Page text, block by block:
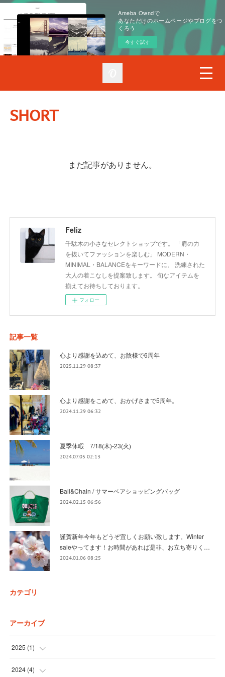
Ameba Owndで
あなただけのホームページやブログをつ
くろう
今すぐ試す
SHORT
まだ記事がありません。
Feliz
千駄木の小さなセレクトショップです。 「肩の力
を抜いてファッションを楽しむ」 MODERN・
MINIMAL・BALANCEをキーワードに、 洗練された
大人の着こなしを提案致します。 旬なアイテムを
揃えてお待ちしております。
フォロー
記事一覧
心より感謝を込めて、お陰様で6周年
2025.11.29 08:37
心より感謝をこめて、おかげさまで5周年。
2024.11.29 06:32
夏季休暇 7/18(木)-23(火)
2024.07.05 02:13
Ball&Chain / サマーベアショッピングバッグ
2024.02.15 06:56
謹賀新年今年もどうぞ宜しくお願い致します。Winter
saleやってます！お時間があれば是非、お立ち寄りく…
2024.01.06 08:25
カテゴリ
アーカイブ
2025 (1)
( )
2024(4)